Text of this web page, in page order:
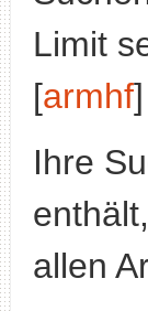
Limit
[armhf
Ihre
allen